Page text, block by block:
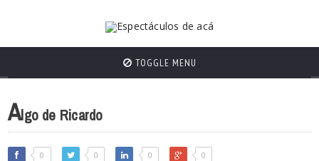
TOGGLE MENU
Algo de Ricardo
0 0 0 0